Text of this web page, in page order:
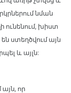
նման
ունենում, խիստ
են ստեղծվում այն
և այլն:
որ